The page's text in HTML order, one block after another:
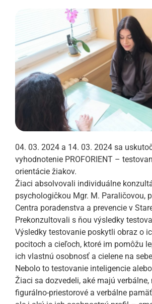
04. 03. 2024 a 14. 03. 2024 sa
vyhodnotenie PROFORIENT –
orientácie žiakov.
Žiaci absolvovali individuálne
psychologičkou Mgr. M. Paraličovou,
Centra poradenstva a prevencie v
Prekonzultovali s ňou výsledky
Výsledky testovanie poskytli obraz o
pocitoch a cieľoch, ktoré im pomôžu
ich vlastnú osobnosť a cielene na
Nebolo to testovanie inteligencie
Žiaci sa dozvedeli, aké majú
figurálno-priestorové a verbálne